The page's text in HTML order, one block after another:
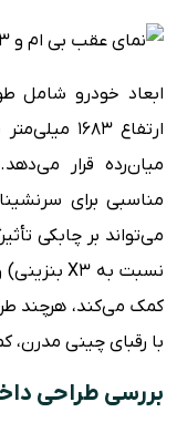
ارتفاع
کمک می‌کند، هرچند
با رقبای چینی مدرن،
بررسی طراحی